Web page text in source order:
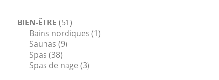
BIEN-ÊTRE (51)
Bains nordiques (1)
Saunas (9)
Spas (38)
Spas de nage (3)